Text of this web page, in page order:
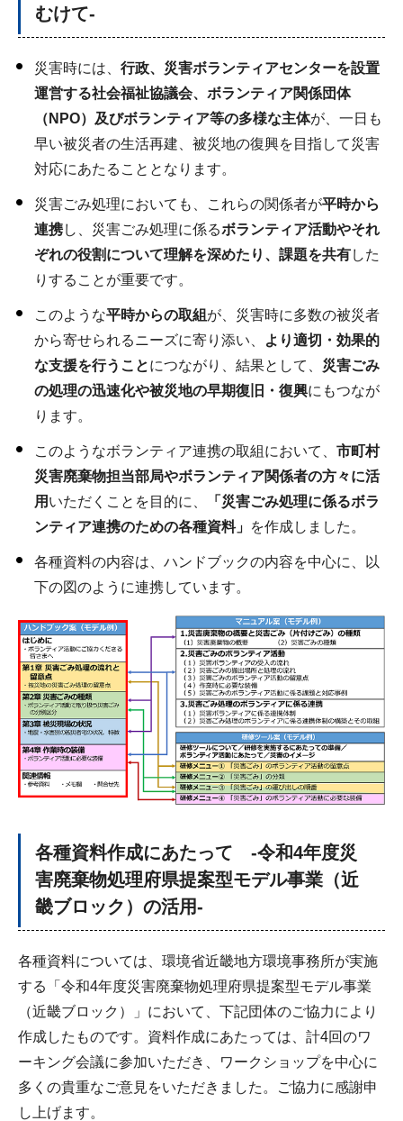
むけて-
災害時には、 行政、災害ボランティアセンターを設置
運営する社会福祉協議会、ボランティア関係団体
（NPO）及びボランティア等の多様な主体が、一日も
早い被災者の生活再建、被災地の復興を目指して災害
対応にあたることとなります。
災害ごみ処理においても、これらの関係者が平時から
連携し、災害ごみ処理に係るボランティア活動やそれ
ぞれの役割について理解を深めたり、課題を共有した
りすることが重要です。
このような平時からの取組 が、災害時に多数の被災者
から寄せられるニーズに寄り添い、
より適切・効果的
な支援を行うことにつながり、結果として、 災害ごみ
の処理の迅速化や被災地の早期復旧・復興にもつなが
ります。
このようなボランティア連携の取組において、 市町村
災害廃棄物担当部局やボランティア関係者の方々に活
用 いただくことを目的に、
「災害ごみ処理に係るボラ
ンティア連携のための各種資料」 を作成しました。
各種資料の内容は、ハンドブックの内容を中心に、以
下の図のように連携しています。
各種資料作成にあたって -令和4年度災
害廃棄物処理府県提案型モデル事業（近
畿ブロック）の活用-
各種資料については、環境省近畿地方環境事務所が実施
する「令和4年度災害廃棄物処理府県提案型モデル事業
（近畿ブロック）」において、下記団体のご協力により
作成したものです。資料作成にあたっては、計4回のワ
ーキング会議に参加いただき、ワークショップを中心に
多くの貴重なご意見をいただきました。ご協力に感謝申
し上げます。